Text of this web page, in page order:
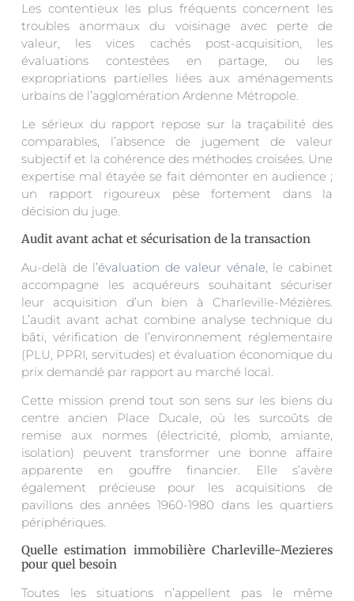
Les contentieux les plus fréquents concernent les
troubles anormaux du voisinage avec perte de
valeur, les vices cachés post-acquisition, les
évaluations contestées en partage, ou les
expropriations partielles liées aux aménagements
urbains de l’agglomération Ardenne Métropole.
Le sérieux du rapport repose sur la traçabilité des
comparables, l’absence de jugement de valeur
subjectif et la cohérence des méthodes croisées. Une
expertise mal étayée se fait démonter en audience ;
un rapport rigoureux pèse fortement dans la
décision du juge.
Audit avant achat et sécurisation de la transaction
Au-delà de l’évaluation de valeur vénale , le cabinet
accompagne les acquéreurs souhaitant sécuriser
leur acquisition d’un bien à Charleville-Mézières.
L’audit avant achat combine analyse technique du
bâti, vérification de l’environnement réglementaire
(PLU, PPRI, servitudes) et évaluation économique du
prix demandé par rapport au marché local.
Cette mission prend tout son sens sur les biens du
centre ancien Place Ducale, où les surcoûts de
remise aux normes (électricité, plomb, amiante,
isolation) peuvent transformer une bonne affaire
apparente en gouffre financier. Elle s’avère
également précieuse pour les acquisitions de
pavillons des années 1960-1980 dans les quartiers
périphériques.
Quelle estimation immobilière Charleville-Mezieres
pour quel besoin
Toutes les situations n’appellent pas le même